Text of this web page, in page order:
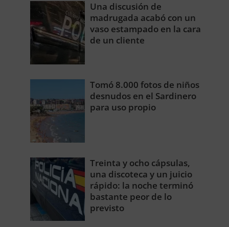
Una discusión de
madrugada acabó con un
vaso estampado en la cara
de un cliente
Tomó 8.000 fotos de niños
desnudos en el Sardinero
para uso propio
Treinta y ocho cápsulas,
una discoteca y un juicio
rápido: la noche terminó
bastante peor de lo
previsto